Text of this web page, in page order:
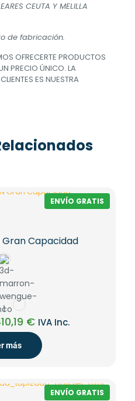
CEUTA Y MELILLA
de fabricación.
OFRECERTE PRODUCTOS
PRECIO ÚNICO. LA
ES NUESTRA
ENVÍO GRATIS
Gran Capacidad
€Rango
de
precios:
desde
410,19 €
IVA Inc.
más
ENVÍO GRATIS